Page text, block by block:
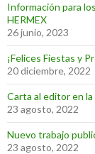
Información para
HERMEX
26 junio, 2023
¡Felices Fiestas y
20 diciembre, 2022
Carta al editor en
23 agosto, 2022
Nuevo trabajo
23 agosto, 2022